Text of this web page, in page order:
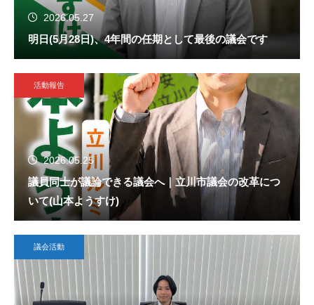
2026.05.27
明日(5月28日)、4年間の任期として最後の議会です
活動報告
2026.05.25
議員同士が議論できる議会へ｜立川市議会の改革につ
いて(山本ようすけ)
議会活動